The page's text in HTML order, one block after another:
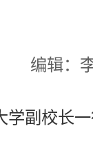
编辑：
学副校长